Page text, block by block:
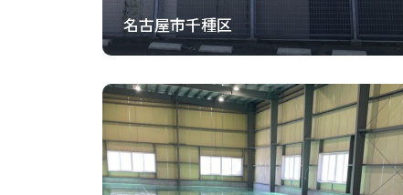
名古屋市千種区